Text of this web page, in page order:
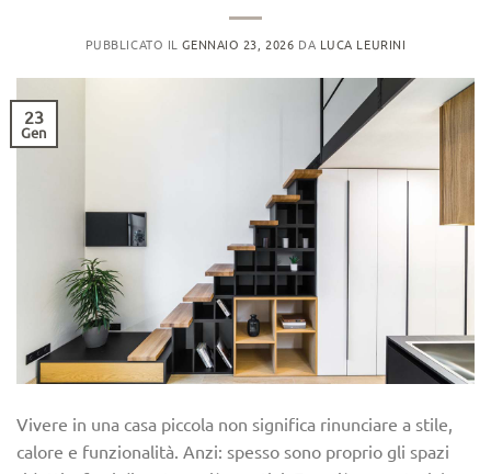
PUBBLICATO ILGENNAIO 23, 2026 DA LUCA LEURINI
23
Gen
Vivere in una casa piccola non significa rinunciare a stile,
calore e funzionalità. Anzi: spesso sono proprio gli spazi